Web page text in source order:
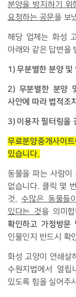
분양을 방지하기 위
요청하는 공문을 보
해당 업체는 화성
아래와 같은 답변을
1) 무분별한 분양 및
2) 무분별한 분양
사안에 따라 법적조
3) 이용자 필터링을
무료분양중개사이
있습니다.
동물을 파는 사람이
없습니다. 클릭 몇
것,수많은 동물들
있다는 것을 의미
확인하고 가정방문
인물인지 반드시 확
화성 고양이 연쇄살
수원지법에서 열
있도록 힘을 실어주